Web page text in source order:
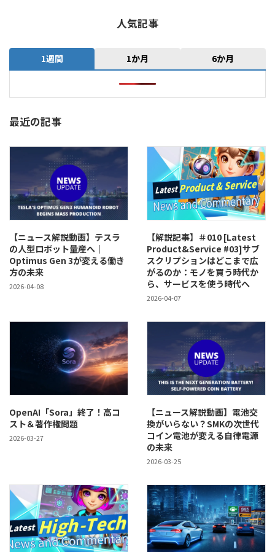
人気記事
1週間 1か月 6か月
最近の記事
【ニュース解説動画】テスラ
の人型ロボット量産へ｜
Optimus Gen 3が変える働き
方の未来
2026-04-08
【解説記事】＃010 [Latest
Product&Service #03]サブ
スクリプションはどこまで広
がるのか：モノを買う時代か
ら、サービスを使う時代へ
2026-04-07
OpenAI「Sora」終了！高コ
スト＆著作権問題
2026-03-27
【ニュース解説動画】電池交
換がいらない？SMKの次世代
コイン電池が変える自律電源
の未来
2026-03-25